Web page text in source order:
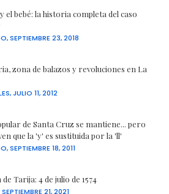
el bebé: la historia completa del caso
SEPTIEMBRE 23, 2018
zona de balazos y revoluciones en La
JULIO 11, 2012
de Santa Cruz se mantiene... pero
que la 'y' es sustituida por la 'll'
SEPTIEMBRE 18, 2011
Tarija: 4 de julio de 1574
21, 2021